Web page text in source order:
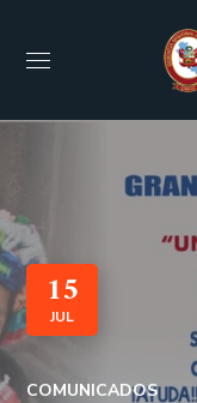
15
JUL
COMUNICADOS